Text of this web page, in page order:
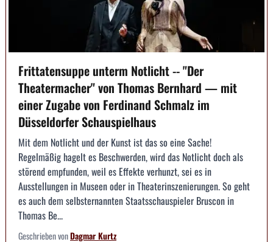
Frittatensuppe unterm Notlicht -- "Der
Theatermacher" von Thomas Bernhard — mit
einer Zugabe von Ferdinand Schmalz im
Düsseldorfer Schauspielhaus
Mit dem Notlicht und der Kunst ist das so eine Sache!
Regelmäßig hagelt es Beschwerden, wird das Notlicht doch als
störend empfunden, weil es Effekte verhunzt, sei es in
Ausstellungen in Museen oder in Theaterinszenierungen. So geht
es auch dem selbsternannten Staatsschauspieler Bruscon in
Thomas Be...
Geschrieben vonDagmar Kurtz